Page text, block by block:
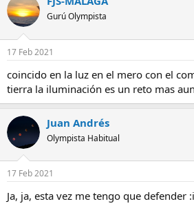
Gurú Olympista
17 Feb 2021
coincido en la luz en el mero con el
tierra la iluminación es un reto mas
Juan Andrés
Olympista Habitual
17 Feb 2021
Ja, ja, esta vez me tengo que defender